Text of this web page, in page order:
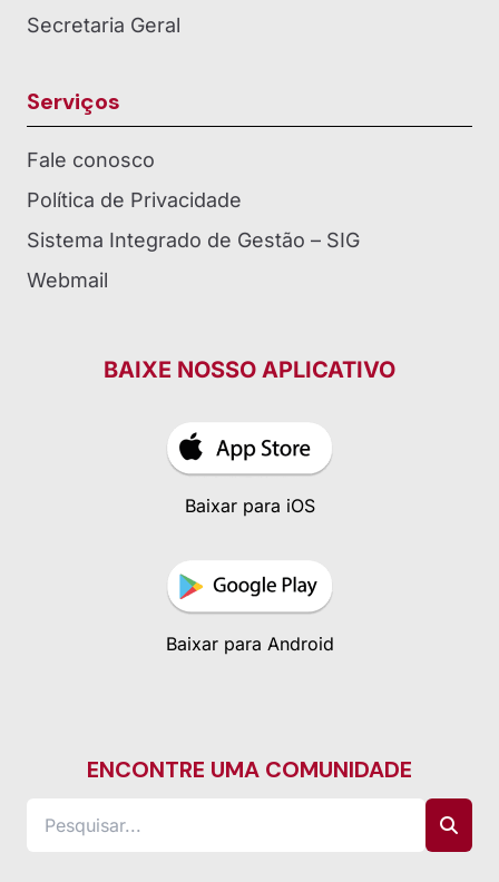
Secretaria Geral
Serviços
Fale conosco
Política de Privacidade
Sistema Integrado de Gestão – SIG
Webmail
BAIXE NOSSO APLICATIVO
Baixar para iOS
Baixar para Android
ENCONTRE UMA COMUNIDADE